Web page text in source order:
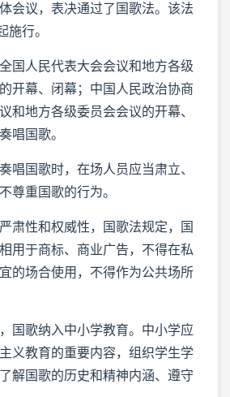
会议，表决通过了国歌法。该法
施行。
人民代表大会会议和地方各级
开幕、闭幕；中国人民政治协商
和地方各级委员会会议的开幕、
唱国歌。
国歌时，在场人员应当肃立、
尊重国歌的行为。
性和权威性，国歌法规定，国
用于商标、商业广告，不得在私
的场合使用，不得作为公共场所
歌纳入中小学教育。中小学应
义教育的重要内容，组织学生学
解国歌的历史和精神内涵、遵守